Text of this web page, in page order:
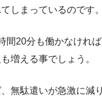
しまっているのです。
間20分も働かなけれ
増える事でしょう。
無駄遣いが急激に減